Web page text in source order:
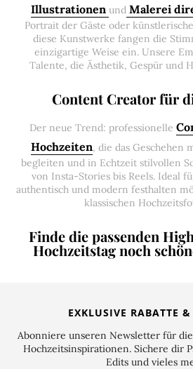
Illustrationen und Malerei
Portrait der Gäste oder
diese Kunstwerke fangen die
einzigartige Weise ein. Unsere
Talente, die Ästhetik, Gespür und
Content Creator für
Der neue Trend: professionelle
Hochzeiten, die das Geschehen
begleiten und in Echtzeit stilvollen
von Insta-Stories bis Reels. Ideal
authentisch und modern festhalten
klassischen
Finde die passenden
Hochzeitstag noch
EXKLUSIVE RABATTE &
Abonniere unseren Newsletter für
Hochzeitsinspirationen. Sichere dir
Edits und vieles